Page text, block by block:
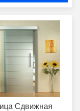
Сдвижная